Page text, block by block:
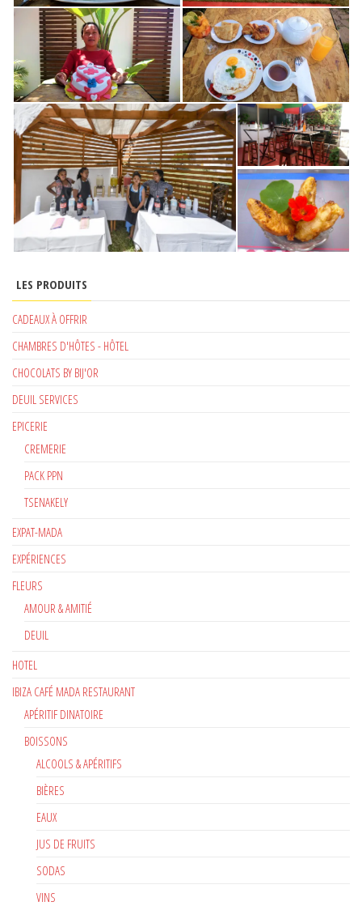
LES PRODUITS
CADEAUX À OFFRIR
CHAMBRES D'HÔTES - HÔTEL
CHOCOLATS BY BIJ'OR
DEUIL SERVICES
EPICERIE
CREMERIE
PACK PPN
TSENAKELY
EXPAT-MADA
EXPÉRIENCES
FLEURS
AMOUR & AMITIÉ
DEUIL
HOTEL
IBIZA CAFÉ MADA RESTAURANT
APÉRITIF DINATOIRE
BOISSONS
ALCOOLS & APÉRITIFS
BIÈRES
EAUX
JUS DE FRUITS
SODAS
VINS